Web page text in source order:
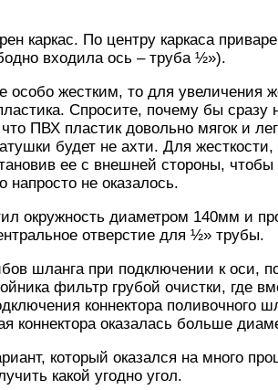
каркас. По центру каркаса
входила ось – труба ½»).
особо жестким, то для увеличения
Спросите, почему бы сразу
ПВХ пластик довольно мягок и
будет не ахти. Для
ее с внешней стороны, чтобы
напросто не оказалось.
окружность диаметром 140мм и
отверстие для ½» трубы.
шланга при подключении к оси,
фильтр грубой очистки, где
коннектора поливочного
коннектора оказалась больше
который оказался на много
какой угодно угол.